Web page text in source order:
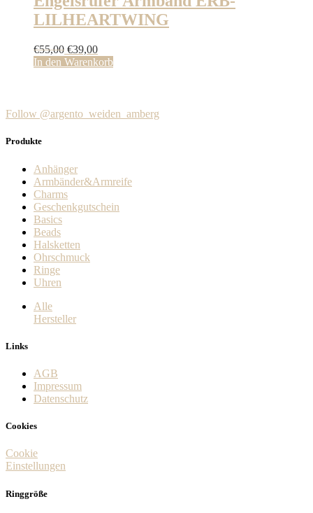
LILHEARTWING
€55,00 Ursprünglicher
Preis
€39,00Aktueller
Preis
In den Warenkorb
Follow @argento_weiden_amberg
Produkte
Anhänger
Armbänder&Armreife
Charms
Geschenkgutschein
Basics
Beads
Halsketten
Ohrschmuck
Ringe
Uhren
Alle
Hersteller
Links
AGB
Impressum
Datenschutz
Cookies
Cookie
Einstellungen
Ringgröße